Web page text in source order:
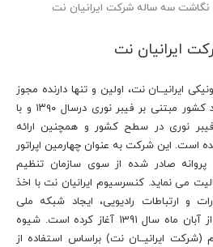
نگاشت سه ساله شرکت ایرانیان نت
ایرانیان نت
ایرانیــان­ نت، اولین و تنها دارنده مجوز
ایجاد شبکه دسترسی پهن ­باند کشور مبتنی بر فیبر نوری درسال ۱۳۹۰ و با
نوری در سطح کشور و همچنین ارائه
است. این شرکت به عنوان چهارمین اپراتور
پروانه صادر شده از سوی سازمان تنظیم
می­ نماید. کنسرسیوم ایرانیان نت با اخذ
و ارتباطات رادیویی، ایجاد شبکه ملی
دسترسی فیبرنوری در ایران را از آبان ماه سال 1391 آغاز کرده است. شیوه
(شرکت ایرانیــان­ نت) براساس استفاده از